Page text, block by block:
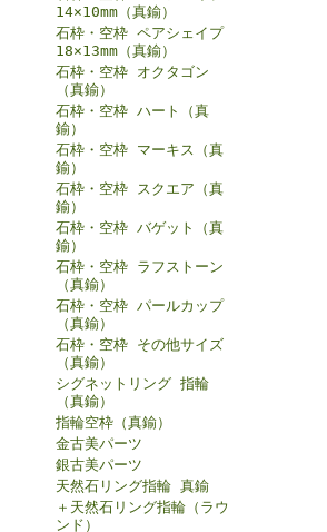
14×10mm（真鍮）
石枠・空枠 ペアシェイプ
18×13mm（真鍮）
石枠・空枠 オクタゴン
（真鍮）
石枠・空枠 ハート（真
鍮）
石枠・空枠 マーキス（真
鍮）
石枠・空枠 スクエア（真
鍮）
石枠・空枠 バゲット（真
鍮）
石枠・空枠 ラフストーン
（真鍮）
石枠・空枠 パールカップ
（真鍮）
石枠・空枠 その他サイズ
（真鍮）
シグネットリング 指輪
（真鍮）
指輪空枠（真鍮）
金古美パーツ
銀古美パーツ
天然石リング指輪 真鍮
＋天然石リング指輪（ラウ
ンド）